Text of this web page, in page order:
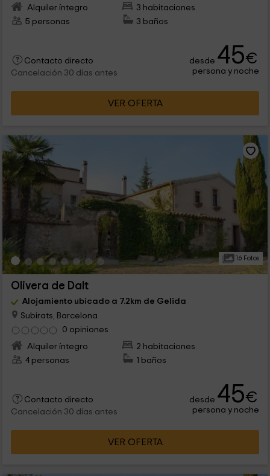
Alquiler íntegro
3 habitaciones
5 personas
3 baños
Contacto directo
Cancelación 30 días antes
desde 45€
persona y noche
VER OFERTA
16 Fotos
Olivera de Dalt
Alojamiento ubicado a 7.2km de Gelida
Subirats, Barcelona
0 opiniones
Alquiler íntegro
2 habitaciones
4 personas
1 baños
Contacto directo
Cancelación 30 días antes
desde 45€
persona y noche
VER OFERTA